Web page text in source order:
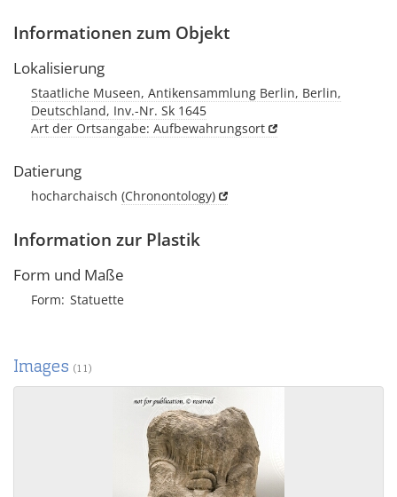
Informationen zum Objekt
Lokalisierung
Staatliche Museen, Antikensammlung Berlin, Berlin,
Deutschland, Inv.-Nr. Sk 1645
Art der Ortsangabe: Aufbewahrungsort
Datierung
hocharchaisch (Chronontology)
Information zur Plastik
Form und Maße
Form Statuette
Images (11)